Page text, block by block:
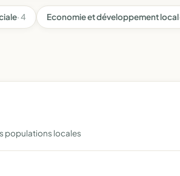
· 4 Economie et développement local
populations locales